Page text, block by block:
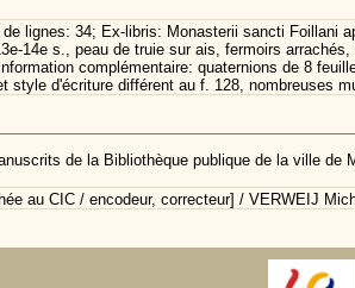
lignes: 34; Ex-libris: Monasterii sancti Foillani
14e s., peau de truie sur ais, fermoirs
complémentaire: quaternions de 8
style d'écriture différent au f. 128, nombreuses
de la Bibliothèque publique de la ville de
au CIC / encodeur, correcteur] / VERWEIJ